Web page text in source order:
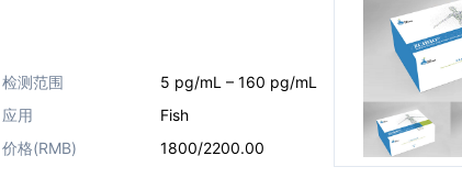
检测范围
5 pg/mL – 160 pg/mL
应用
Fish
价格(RMB) 1800/2200.00